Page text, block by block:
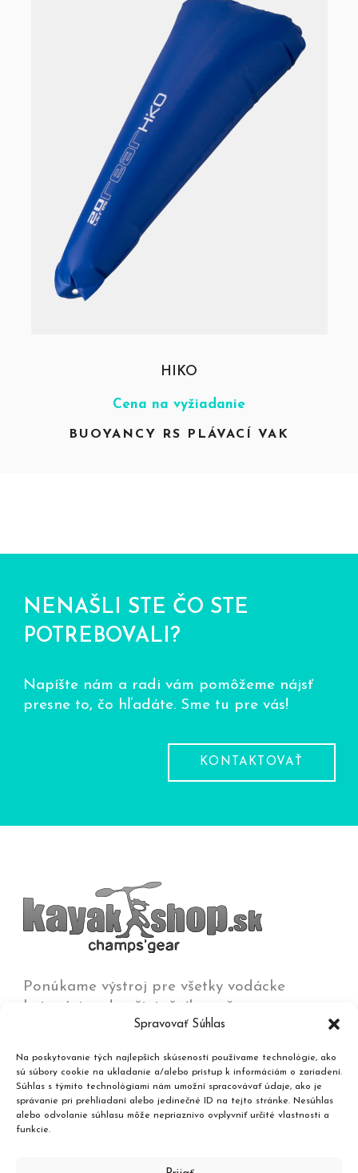
Spravovať Súhlas
Na poskytovanie tých najlepších skúseností používame technológie, ako
sú súbory cookie na ukladanie a/alebo prístup k informáciám o zariadení.
Súhlas s týmito technológiami nám umožní spracovávať údaje, ako je
správanie pri prehliadaní alebo jedinečné ID na tejto stránke. Nesúhlas
alebo odvolanie súhlasu môže nepriaznivo ovplyvniť určité vlastnosti a
funkcie.
HIKO
Cena na vyžiadanie
BUOYANCY RS PLÁVACÍ VAK
NENAŠLI STE ČO STE
POTREBOVALI?
Napíšte nám a radi vám pomôžeme nájsť
presne to, čo hľadáte. Sme tu pre vás!
KONTAKTOVAŤ
Ponúkame výstroj pre všetky vodácke
kategórie od začiatočníkov až po
olympijských víťazov na všetkých typoch vôd
najdivokejšie rieky, umelé trate a moria.
Kontakt